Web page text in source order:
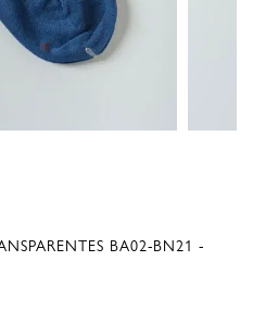
BA02-BN21 -